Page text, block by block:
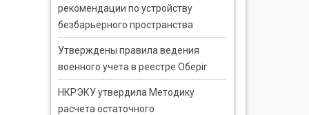
рекомендации по устройству
безбарьерного пространства
Утверждены правила ведения
военного учета в реестре Оберіг
НКРЭКУ утвердила Методику
расчета остаточного